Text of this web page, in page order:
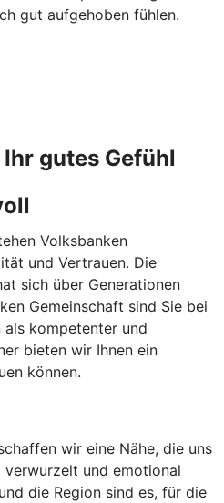
gut aufgehoben fühlen.
gutes Gefühl
Volksbanken
und Vertrauen. Die
sich über Generationen
Gemeinschaft sind Sie bei
als kompetenter und
bieten wir Ihnen ein
können.
wir eine Nähe, die uns
und emotional
die Region sind es, für die